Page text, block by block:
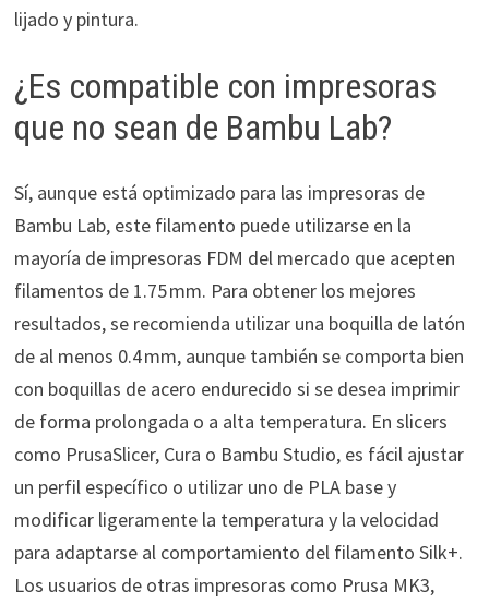
lijado y pintura.
¿Es compatible con impresoras
que no sean de Bambu Lab?
Sí, aunque está optimizado para las impresoras de
Bambu Lab, este filamento puede utilizarse en la
mayoría de impresoras FDM del mercado que acepten
filamentos de 1.75 mm. Para obtener los mejores
resultados, se recomienda utilizar una boquilla de latón
de al menos 0.4 mm, aunque también se comporta bien
con boquillas de acero endurecido si se desea imprimir
de forma prolongada o a alta temperatura. En slicers
como PrusaSlicer, Cura o Bambu Studio, es fácil ajustar
un perfil específico o utilizar uno de PLA base y
modificar ligeramente la temperatura y la velocidad
para adaptarse al comportamiento del filamento Silk+.
Los usuarios de otras impresoras como Prusa MK3,